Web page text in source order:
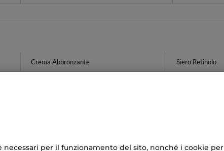
Crema Abbronzante Siero Retinolo
per il funzionamento del sito, nonché i cookie per